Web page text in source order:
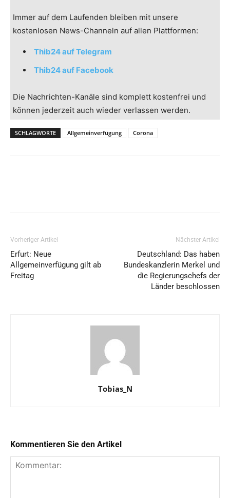
Immer auf dem Laufenden bleiben mit unsere
kostenlosen News-Channeln auf allen Plattformen:
Thib24 auf Telegram
Thib24 auf Facebook
Die Nachrichten-Kanäle sind komplett kostenfrei und
können jederzeit auch wieder verlassen werden.
SCHLAGWORTE Allgemeinverfügung Corona
Vorheriger Artikel
Erfurt: Neue
Allgemeinverfügung gilt ab
Freitag
Nächster Artikel
Deutschland: Das haben
Bundeskanzlerin Merkel und
die Regierungschefs der
Länder beschlossen
Tobias_N
Kommentieren Sie den Artikel